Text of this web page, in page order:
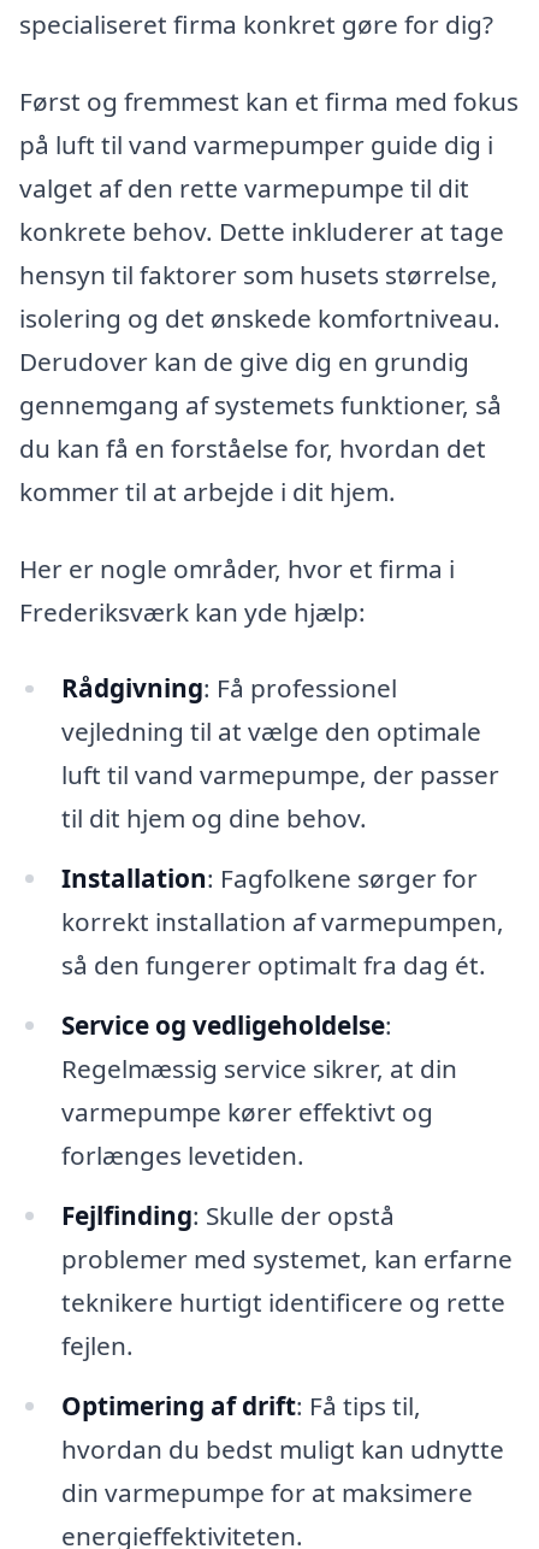
specialiseret firma konkret gøre for dig?
Først og fremmest kan et firma med fokus
på luft til vand varmepumper guide dig i
valget af den rette varmepumpe til dit
konkrete behov. Dette inkluderer at tage
hensyn til faktorer som husets størrelse,
isolering og det ønskede komfortniveau.
Derudover kan de give dig en grundig
gennemgang af systemets funktioner, så
du kan få en forståelse for, hvordan det
kommer til at arbejde i dit hjem.
Her er nogle områder, hvor et firma i
Frederiksværk kan yde hjælp:
Rådgivning: Få professionel
vejledning til at vælge den optimale
luft til vand varmepumpe, der passer
til dit hjem og dine behov.
Installation: Fagfolkene sørger for
korrekt installation af varmepumpen,
så den fungerer optimalt fra dag ét.
Service og vedligeholdelse:
Regelmæssig service sikrer, at din
varmepumpe kører effektivt og
forlænges levetiden.
Fejlfinding: Skulle der opstå
problemer med systemet, kan erfarne
teknikere hurtigt identificere og rette
fejlen.
Optimering af drift: Få tips til,
hvordan du bedst muligt kan udnytte
din varmepumpe for at maksimere
energieffektiviteten.